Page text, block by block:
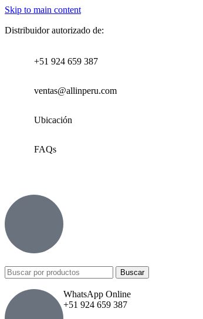
Skip to main content
Distribuidor autorizado de:
+51 924 659 387
ventas@allinperu.com
Ubicación
FAQs
Buscar
WhatsApp Online
+51 924 659 387